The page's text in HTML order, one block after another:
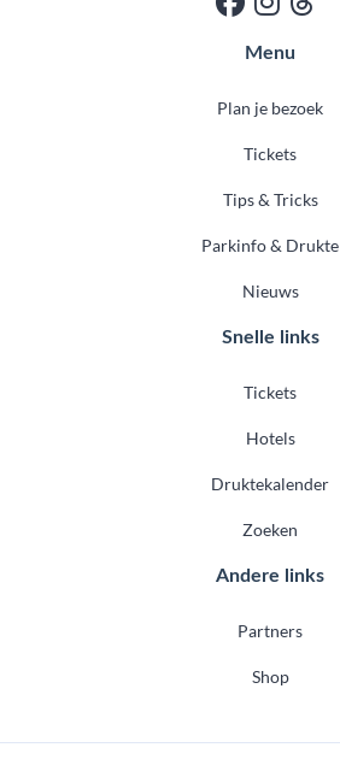
Menu
Plan je bezoek
Tickets
Tips & Tricks
Parkinfo & Drukte
Nieuws
Snelle links
Tickets
Hotels
Druktekalender
Zoeken
Andere links
Partners
Shop